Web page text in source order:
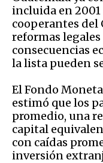
incluida en 2001
cooperantes del
reformas
consecuencias
la lista pueden
El Fondo
estimó que los
promedio, una
capital
con caídas
inversión